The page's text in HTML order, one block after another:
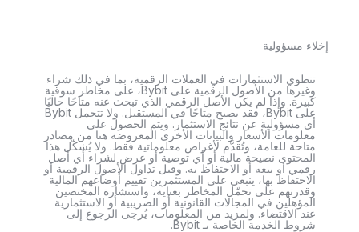
إخلاء مسؤولية
تنطوي الاستثمارات في العملات الرقمية، بما في ذلك شراء
وغيرها من الأصول الرقمية على Bybit، على مخاطر سوقية
كبيرة. وإذا لم يكن الأصل الرقمي الذي تبحث عنه متاحًا حاليًا
على Bybit، فقد يصبح متاحًا في المستقبل. ولا تتحمل Bybit
أي مسؤولية عن نتائج الاستثمار. ويتم الحصول على
معلومات الأسعار والبيانات الأخرى المعروضة هنا من مصادر
متاحة للعامة، وتُقدَّم لأغراض معلوماتية فقط. ولا يُشكّل هذا
المحتوى نصيحة مالية أو أي توصية أو عرض لشراء أي أصل
رقمي أو بيعه أو الاحتفاظ به. وقبل تداول الأصول الرقمية أو
الاحتفاظ بها، ينبغي على المستثمرين تقييم أوضاعهم المالية
وقدرتهم على تحمّل المخاطر بعناية، واستشارة المختصين
المؤهلين في المجالات القانونية أو الضريبية أو الاستثمارية
عند الاقتضاء. ولمزيد من المعلومات، يُرجى الرجوع إلى
شروط الخدمة الخاصة بـ Bybit.